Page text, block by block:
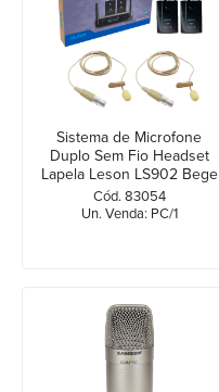
Sistema de Microfone
Duplo Sem Fio Headset
Lapela Leson LS902 Bege
Cód. 83054
Un. Venda: PC/1